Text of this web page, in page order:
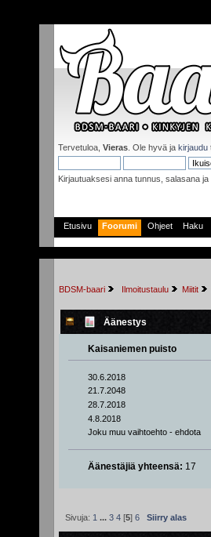
Tervetuloa, Vieras . Ole hyvä ja kirjaudu
Kirjautuaksesi anna tunnus, salasana ja
Etusivu Foorumi Ohjeet Haku
BDSM-baari Ilmoitustaulu Miitit
Äänestys
Kaisaniemen puisto
30.6.2018
21.7.2048
28.7.2018
4.8.2018
Joku muu vaihtoehto - ehdota
Äänestäjiä yhteensä: 17
Sivuja: 1 ... 3 4[5] 6 Siirry alas